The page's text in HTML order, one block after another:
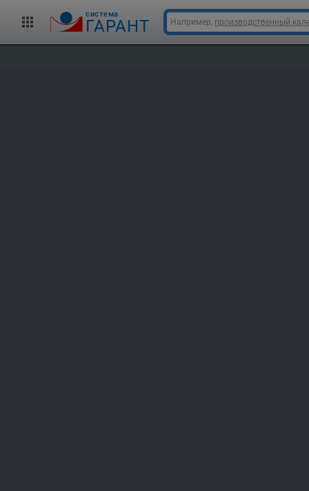
cистема
ГАРАНТ Например, производственный